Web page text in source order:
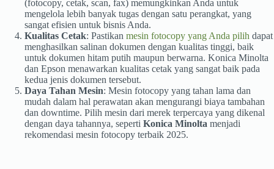
(fotocopy, cetak, scan, fax) memungkinkan Anda untuk
mengelola lebih banyak tugas dengan satu perangkat, yang
sangat efisien untuk bisnis Anda.
Kualitas Cetak: Pastikan mesin fotocopy yang Anda pilih dapat
menghasilkan salinan dokumen dengan kualitas tinggi, baik
untuk dokumen hitam putih maupun berwarna. Konica Minolta
dan Epson menawarkan kualitas cetak yang sangat baik pada
kedua jenis dokumen tersebut.
Daya Tahan Mesin: Mesin fotocopy yang tahan lama dan
mudah dalam hal perawatan akan mengurangi biaya tambahan
dan downtime. Pilih mesin dari merek terpercaya yang dikenal
dengan daya tahannya, seperti Konica Minolta menjadi
rekomendasi mesin fotocopy terbaik 2025.